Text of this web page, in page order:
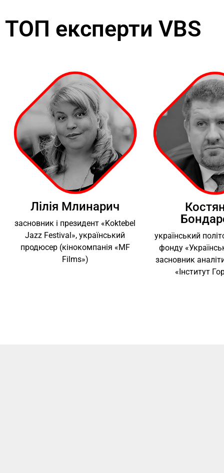
ТОП експерти VBS
Лілія Млинарич
засновник і президент «Koktebel
Jazz Festival», український
продюсер (кінокомпанія «MF
Films»)
український
фонду
засновник
«Інститут